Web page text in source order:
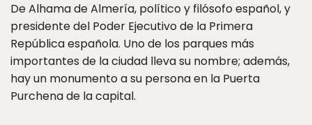
De Alhama de Almería, político y filósofo español, y
presidente del Poder Ejecutivo de la Primera
República española. Uno de los parques más
importantes de la ciudad lleva su nombre; además,
hay un monumento a su persona en la Puerta
Purchena de la capital.